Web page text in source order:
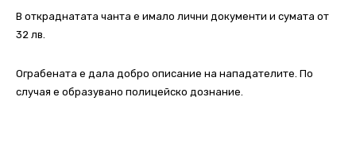
В откраднатата чанта е имало лични документи и сумата от
32 лв.
Ограбената е дала добро описание на нападателите. По
случая е образувано полицейско дознание.